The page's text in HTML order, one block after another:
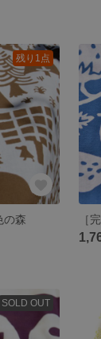
残り1点
の森
SOLD OUT